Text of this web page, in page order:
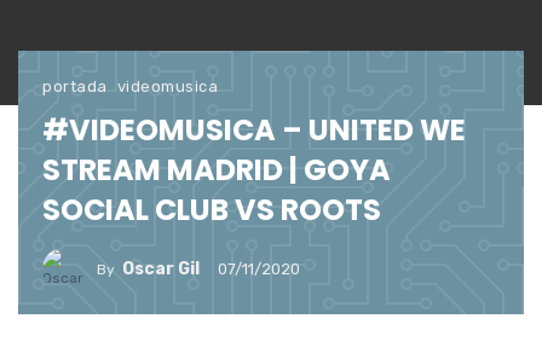
portada videomusica
#VIDEOMUSICA – UNITED WE
STREAM MADRID | GOYA
SOCIAL CLUB VS ROOTS
By Oscar Gil 07/11/2020